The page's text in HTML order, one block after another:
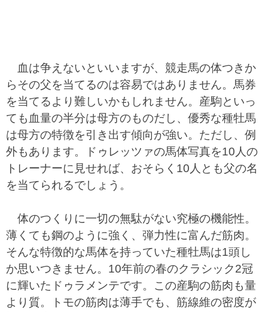
血は争えないといいますが、競走馬の体つきか
らその父を当てるのは容易ではありません。馬券
を当てるより難しいかもしれません。産駒といっ
ても血量の半分は母方のものだし、優秀な種牡馬
は母方の特徴を引き出す傾向が強い。ただし、例
外もあります。ドゥレッツァの馬体写真を10人の
トレーナーに見せれば、おそらく10人とも父の名
を当てられるでしょう。
体のつくりに一切の無駄がない究極の機能性。
薄くても鋼のように強く、弾力性に富んだ筋肉。
そんな特徴的な馬体を持っていた種牡馬は1頭し
か思いつきません。10年前の春のクラシック2冠
に輝いたドゥラメンテです。この産駒の筋肉も量
より質。トモの筋肉は薄手でも、筋線維の密度が